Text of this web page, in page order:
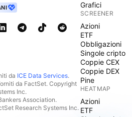
da ICE Data Services.
da FactSet. Copyright
Inc.
Association.
Research Systems Inc.
Grafici
SCREENER
Azioni
ETF
Obbligazioni
Singole cripto
Coppie CEX
Coppie DEX
Pine
HEATMAP
Azioni
ETF